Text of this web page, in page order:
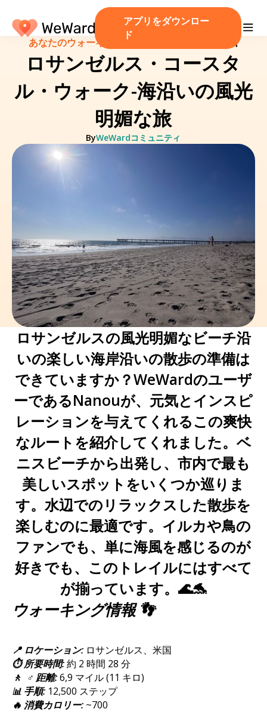
アプリをダウンロー
ド
あなたのウォーキングルート！ 2024年9月22日
ロサンゼルス・コースタ
ル・ウォーク-海沿いの風光
明媚な旅
ByWeWardコミュニティ
ロサンゼルスの風光明媚なビーチ沿
いの楽しい海岸沿いの散歩の準備は
できていますか？WeWardのユーザ
ーであるNanouが、元気とインスピ
レーションを与えてくれるこの爽快
なルートを紹介してくれました。ベ
ニスビーチから出発し、市内で最も
美しいスポットをいくつか巡りま
す。水辺でのリラックスした散歩を
楽しむのに最適です。イルカや鳥の
ファンでも、単に海風を感じるのが
好きでも、このトレイルにはすべて
が揃っています。🌊🐬
ウォーキング情報 👣
📍 ロケーション:ロサンゼルス、米国
⏱️ 所要時間:約 2 時間 28 分
🚶 ‍ ♂️ 距離:6,9 マイル (11 キロ)
📊 手順:12,500 ステップ
🔥 消費カロリー: ~700